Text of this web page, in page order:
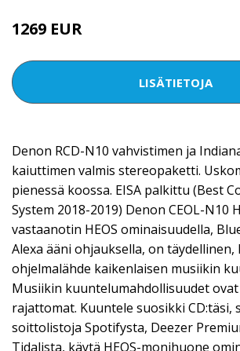
1269 EUR
LISÄTIETOJA
Denon RCD-N10 vahvistimen ja
kaiuttimen valmis stereopaketti.
pienessä koossa. EISA palkittu (Best
System 2018-2019) Denon CEOL-N10
vastaanotin HEOS ominaisuudella,
Alexa ääni ohjauksella, on
ohjelmalähde kaikenlaisen musiikin
Musiikin kuuntelumahdollisuudet ovat
rajattomat. Kuuntele suosikki CD:täsi,
soittolistoja Spotifysta, Deezer
Tidalista, käytä HEOS-monihuone